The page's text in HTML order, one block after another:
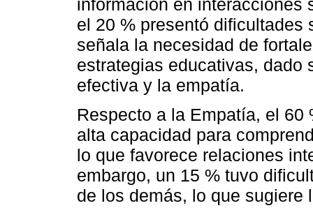
información en interacciones
el 20 % presentó dificultades
señala la necesidad de
estrategias educativas, dado
efectiva y la empatía.
Respecto a la Empatía, el 60
alta capacidad para
lo que favorece relaciones
embargo, un 15 % tuvo
de los demás, lo que sugiere